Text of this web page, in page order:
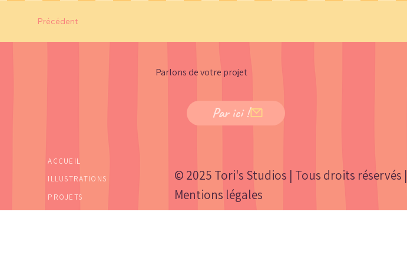
Précédent
ACCUEIL
ILLUSTRATIONS
PROJETS
Parlons de votre projet
Par ici !
© 2025 Tori's Studios | Tous droits réservés |
Mentions légales